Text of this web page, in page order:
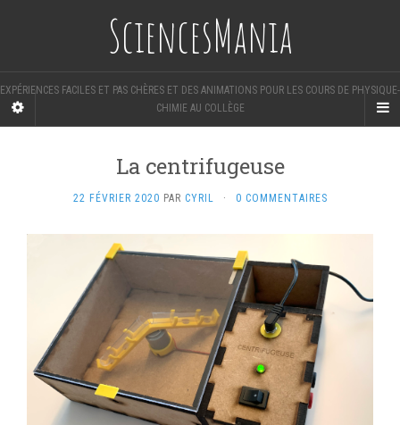
SciencesMania
EXPÉRIENCES FACILES ET PAS CHÈRES ET DES ANIMATIONS POUR LES COURS DE PHYSIQUE-
CHIMIE AU COLLÈGE
La centrifugeuse
22 FÉVRIER 2020 PAR CYRIL · 0 COMMENTAIRES